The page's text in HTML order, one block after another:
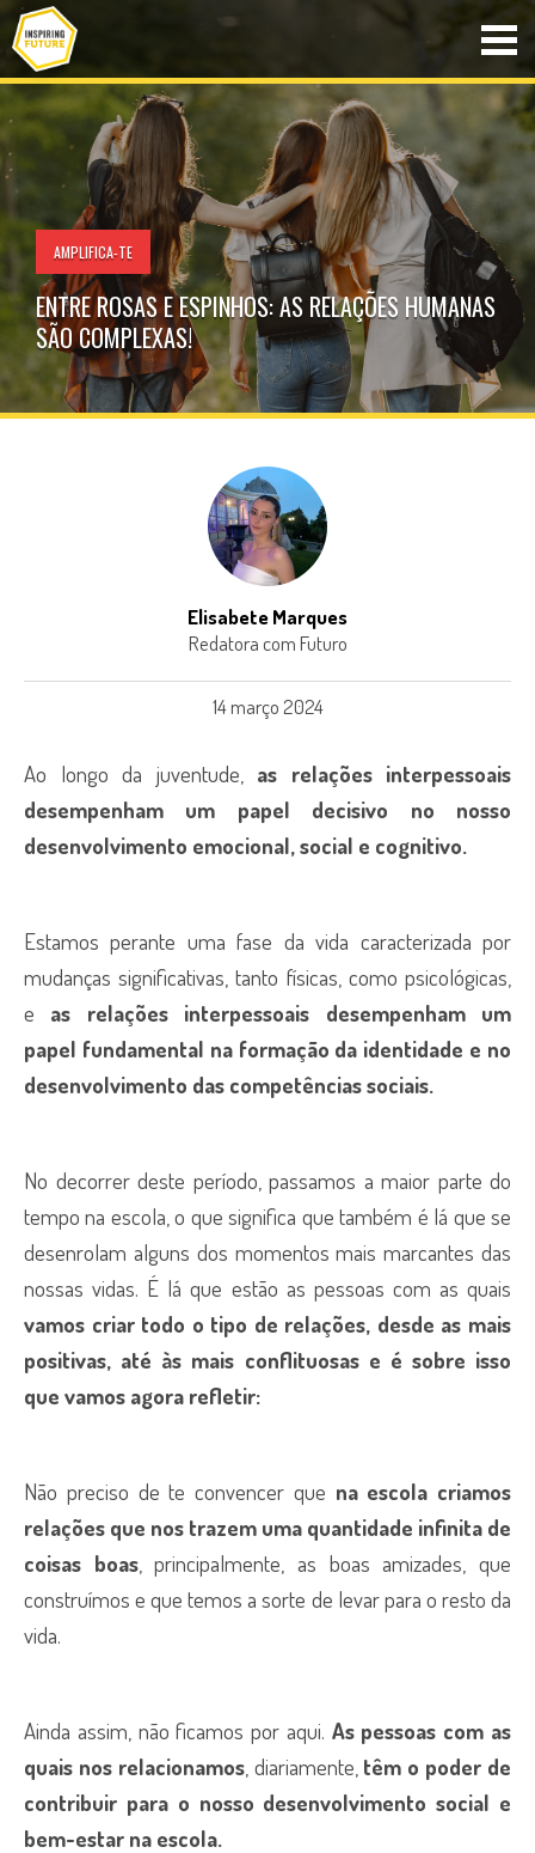
AMPLIFICA-TE
ENTRE ROSAS E ESPINHOS: AS RELAÇÕES HUMANAS
SÃO COMPLEXAS!
Elisabete Marques
Redatora com Futuro
14 março 2024
Ao longo da juventude, as relações interpessoais
desempenham um papel decisivo no nosso
desenvolvimento emocional, social e cognitivo.
Estamos perante uma fase da vida caracterizada por
mudanças significativas, tanto físicas, como psicológicas,
e as relações interpessoais desempenham um
papel fundamental na formação da identidade e no
desenvolvimento das competências sociais.
No decorrer deste período, passamos a maior parte do
tempo na escola, o que significa que também é lá que se
desenrolam alguns dos momentos mais marcantes das
nossas vidas. É lá que estão as pessoas com as quais
vamos criar todo o tipo de relações, desde as mais
positivas, até às mais conflituosas e é sobre isso
que vamos agora refletir:
Não preciso de te convencer que na escola criamos
relações que nos trazem uma quantidade infinita de
coisas boas, principalmente, as boas amizades, que
construímos e que temos a sorte de levar para o resto da
vida.
Ainda assim, não ficamos por aqui. As pessoas com as
quais nos relacionamos, diariamente, têm o poder de
contribuir para o nosso desenvolvimento social e
bem-estar na escola.